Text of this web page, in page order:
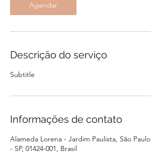
Agendar
Descrição do serviço
Subtitle
Informações de contato
Alameda Lorena - Jardim Paulista, São Paulo
- SP, 01424-001, Brasil